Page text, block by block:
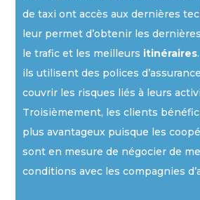
de taxi ont accès aux dernières
leur permet d’obtenir les
le trafic et les meilleurs itinéraires
ils utilisent des polices
couvrir les risques liés à leurs
Troisièmement, les clients
plus avantageux puisque les
sont en mesure de négocier de
conditions avec les compagnies